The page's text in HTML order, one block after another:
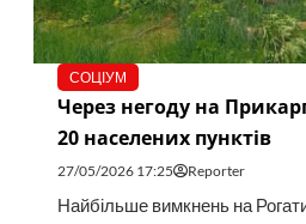
СОЦІУМ
Через негоду на
20 населених пунктів
27/05/2026 17:25 Reporter
Найбільше вимкнень на